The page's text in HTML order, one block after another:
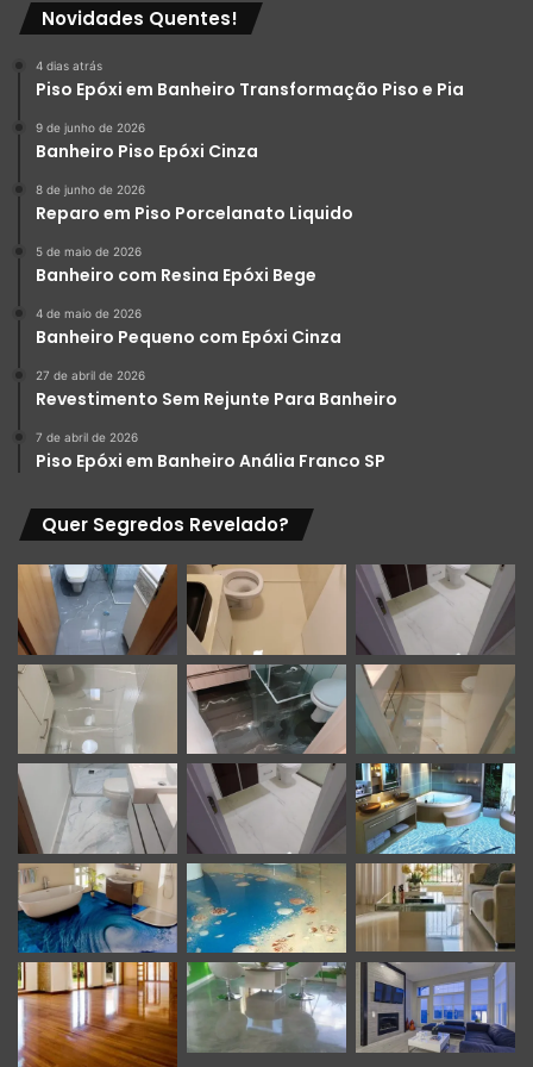
Agora, se você optou por instalar um piso em resina,
aparência e a funcionalidade de sua casa e/ou espaço
Aqui estão algumas dicas práticas de manutenção:
Piso epoxi cuidados na limpeza e
manutenção
* Limpeza regular: para manter o seu piso de resina
brilhante e limpo, faça uma limpeza regular utilizando um
detergente neutro diluído em água morna. Evite o uso de
produtos químicos agressivos ou abrasivos que possam
danificar a superfície, pois o piso de resina é inovador.
Esqueça todos aqueles produtos que você costumava usar
na Idade Média para desinfetar seus pisos, a resina não
precisa disso.
* Evite arranhões e impactos: embora o piso de resina seja
resistente, evite arrastar objetos pesados ou pontiagudos
Novidades Quentes!
4 dias atrás
Piso Epóxi em Banheiro Transformação Piso e Pia
9 de junho de 2026
Banheiro Piso Epóxi Cinza
8 de junho de 2026
Reparo em Piso Porcelanato Liquido
5 de maio de 2026
Banheiro com Resina Epóxi Bege
4 de maio de 2026
Banheiro Pequeno com Epóxi Cinza
27 de abril de 2026
Revestimento Sem Rejunte Para Banheiro
7 de abril de 2026
Piso Epóxi em Banheiro Anália Franco SP
Quer Segredos Revelado?